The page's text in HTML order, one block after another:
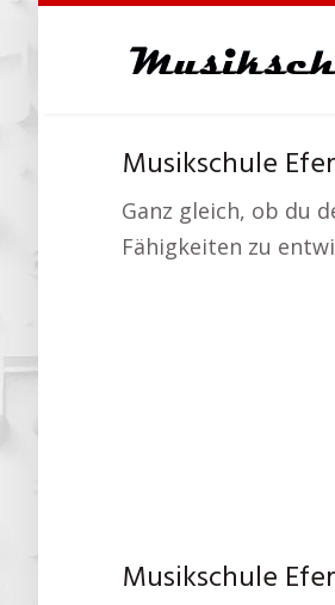
content
Musikschule
Ganz gleich, ob du
Fähigkeiten zu
Musikschule